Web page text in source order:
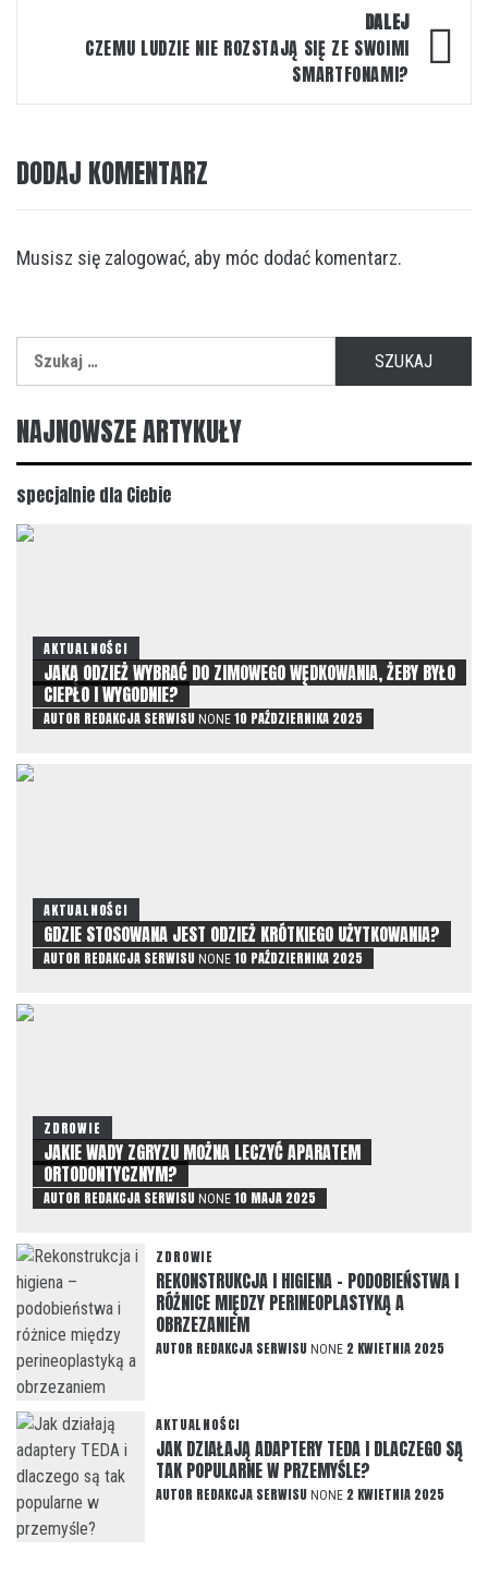
DALEJ
CZEMU LUDZIE NIE ROZSTAJĄ SIĘ ZE SWOIMI
SMARTFONAMI?
DODAJ KOMENTARZ
Musisz się zalogować, aby móc dodać komentarz.
NAJNOWSZE ARTYKUŁY
specjalnie dla Ciebie
AKTUALNOŚCI
JAKĄ ODZIEŻ WYBRAĆ DO ZIMOWEGO WĘDKOWANIA, ŻEBY BYŁO
CIEPŁO I WYGODNIE?
AUTOR REDAKCJA SERWISU NONE 10 PAŹDZIERNIKA 2025
AKTUALNOŚCI
GDZIE STOSOWANA JEST ODZIEŻ KRÓTKIEGO UŻYTKOWANIA?
AUTOR REDAKCJA SERWISU NONE 10 PAŹDZIERNIKA 2025
ZDROWIE
JAKIE WADY ZGRYZU MOŻNA LECZYĆ APARATEM
ORTODONTYCZNYM?
AUTOR REDAKCJA SERWISU NONE 10 MAJA 2025
ZDROWIE
REKONSTRUKCJA I HIGIENA – PODOBIEŃSTWA I
RÓŻNICE MIĘDZY PERINEOPLASTYKĄ A
OBRZEZANIEM
AUTOR REDAKCJA SERWISU NONE 2 KWIETNIA 2025
AKTUALNOŚCI
JAK DZIAŁAJĄ ADAPTERY TEDA I DLACZEGO SĄ
TAK POPULARNE W PRZEMYŚLE?
AUTOR REDAKCJA SERWISU NONE 2 KWIETNIA 2025